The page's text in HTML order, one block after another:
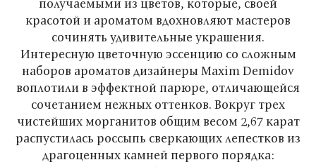
красотой и ароматом вдохновляют мастеров
сочинять удивительные украшения.
Интересную цветочную эссенцию со сложным
наборов ароматов дизайнеры Maxim Demidov
воплотили в эффектной парюре, отличающейся
сочетанием нежных оттенков. Вокруг трех
чистейших морганитов общим весом 2,67 карат
распустилась россыпь сверкающих лепестков из
драгоценных камней первого порядка: